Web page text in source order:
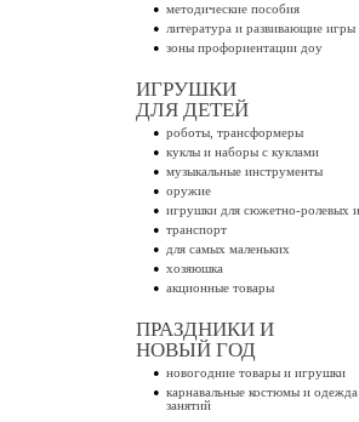
методические пособия
литература и развивающие игры
зоны профориентации доу
ИГРУШКИ
ДЛЯ ДЕТЕЙ
роботы, трансформеры
куклы и наборы с куклами
музыкальные инструменты
оружие
игрушки для сюжетно-ролевых
транспорт
для самых маленьких
хозяюшка
акционные товары
ПРАЗДНИКИ И
НОВЫЙ ГОД
новогодние товары и игрушки
карнавальные костюмы и одежда
занятий